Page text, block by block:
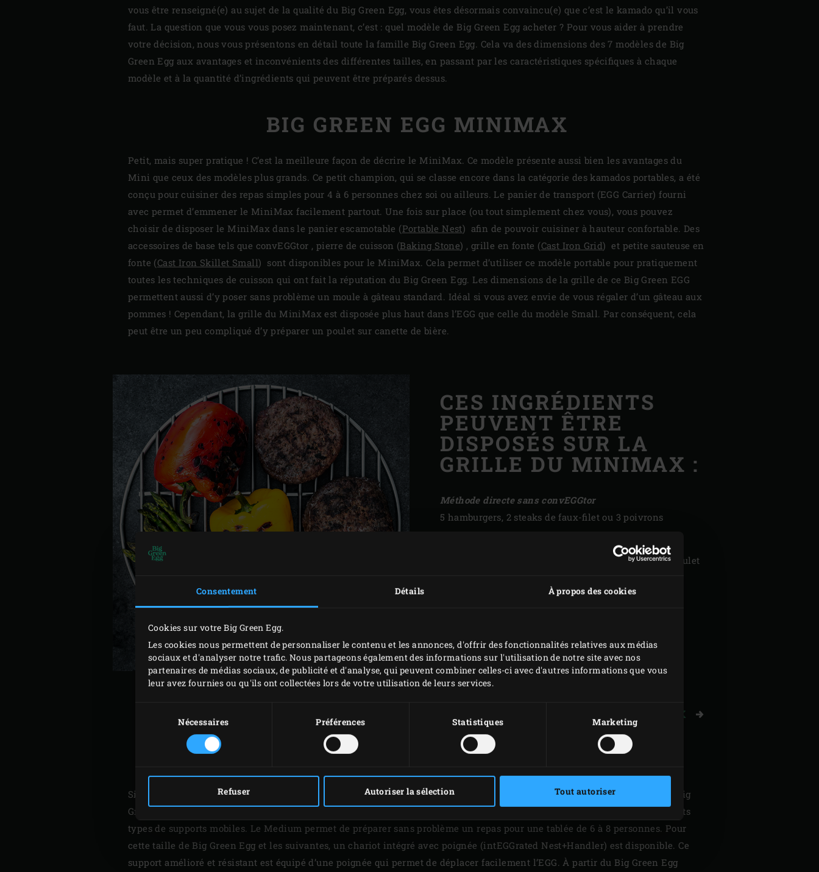
Consentement Détails À propos des cookies
Cookies sur votre Big Green Egg.
Les cookies nous permettent de personnaliser le contenu et les annonces, d'offrir des fonctionnalités relatives aux médias
sociaux et d'analyser notre trafic. Nous partageons également des informations sur l'utilisation de notre site avec nos
partenaires de médias sociaux, de publicité et d'analyse, qui peuvent combiner celles-ci avec d'autres informations que vous
leur avez fournies ou qu'ils ont collectées lors de votre utilisation de leurs services.
consentement
Nécessaires Préférences Statistiques Marketing
Refuser Autoriser la sélection Tout autoriser
vous être renseigné(e) au sujet de la qualité du Big Green Egg, vous êtes désormais convaincu(e) que c’est le kamado qu’il vous
faut. La question que vous vous posez maintenant, c’est : quel modèle de Big Green Egg acheter ? Pour vous aider à prendre
votre décision, nous vous présentons en détail toute la famille Big Green Egg. Cela va des dimensions des 7 modèles de Big
Green Egg aux avantages et inconvénients des différentes tailles, en passant par les caractéristiques spécifiques à chaque
modèle et à la quantité d’ingrédients qui peuvent être préparés dessus.
BIG GREEN EGG MINIMAX
Petit, mais super pratique ! C’est la meilleure façon de décrire le MiniMax. Ce modèle présente aussi bien les avantages du
Mini que ceux des modèles plus grands. Ce petit champion, qui se classe encore dans la catégorie des kamados portables, a été
conçu pour cuisiner des repas simples pour 4 à 6 personnes chez soi ou ailleurs. Le panier de transport (EGG Carrier) fourni
avec permet d’emmener le MiniMax facilement partout. Une fois sur place (ou tout simplement chez vous), vous pouvez
choisir de disposer le MiniMax dans le panier escamotable (Portable Nest) afin de pouvoir cuisiner à hauteur confortable. Des
accessoires de base tels que convEGGtor , pierre de cuisson (Baking Stone) , grille en fonte (Cast Iron Grid) et petite sauteuse en
fonte (Cast Iron Skillet Small) sont disponibles pour le MiniMax. Cela permet d’utiliser ce modèle portable pour pratiquement
toutes les techniques de cuisson qui ont fait la réputation du Big Green Egg. Les dimensions de la grille de ce Big Green EGG
permettent aussi d’y poser sans problème un moule à gâteau standard. Idéal si vous avez envie de vous régaler d’un gâteau aux
pommes ! Cependant, la grille du MiniMax est disposée plus haut dans l’EGG que celle du modèle Small. Par conséquent, cela
peut être un peu compliqué d’y préparer un poulet sur canette de bière.
CES INGRÉDIENTS
PEUVENT ÊTRE
DISPOSÉS SUR LA
GRILLE DU MINIMAX :
Méthode directe sans convEGGtor
5 hamburgers, 2 steaks de faux-filet ou 3 poivrons
½ flanc de saumon, 1 tranche d’échine de porc ou 1 poulet
Surface de cuisson : 855 cm²
Poids : 35 kg
Hauteur : 50 cm
EN SAVOIR PLUS À PROPOS DU MINIMAX
BIG GREEN EGG MEDIUM
Si vous avez une famille nombreuse, que vous recevez souvent des convives ou aimez servir des plats préparés sur votre Big
Green Egg lors de fêtes, le Medium va devenir votre meilleur copain. Ce modèle à tout faire peut être disposé dans différents
types de supports mobiles. Le Medium permet de préparer sans problème un repas pour une tablée de 6 à 8 personnes. Pour
cette taille de Big Green Egg et les suivantes, un chariot intégré avec poignée (intEGGrated Nest+Handler) est disponible. Ce
support amélioré et résistant est équipé d’une poignée qui permet de déplacer facilement l’EGG. À partir du Big Green Egg